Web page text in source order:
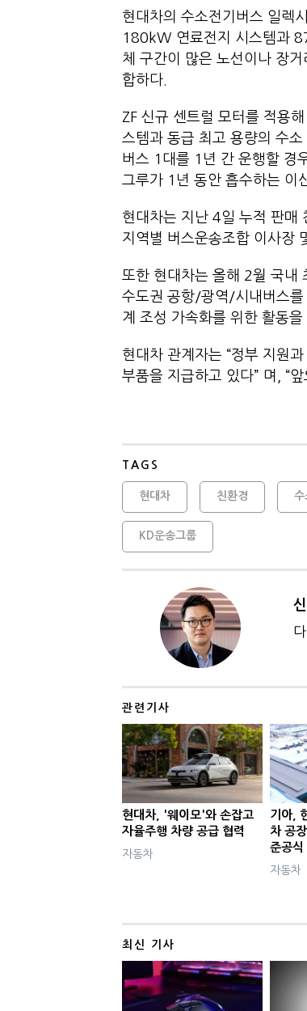
현대차의 수소전기버스 일렉
180kW 연료전지 시스템과
체 구간이 많은 노선이나 장
합하다.
ZF 신규 센트럴 모터를 적용
스템과 동급 최고 용량의 수
버스 1대를 1년 간 운행할 경
그루가 1년 동안 흡수하는 이
현대차는 지난 4일 누적 판매
지역별 버스운송조합 이사장
또한 현대차는 올해 2월 국내
수도권 공항/광역/시내버스를
계 조성 가속화를 위한 활동을
현대차 관계자는 “정부 지원
부품을 지급하고 있다” 며, “
TAGS
현대차 친환경 수
KD운송그룹
관련기사
현대차, '웨이모'와 손잡고
자율주행 차량 공급 협력
자동차
기아,
차 공
준공식
자동차
최신 기사